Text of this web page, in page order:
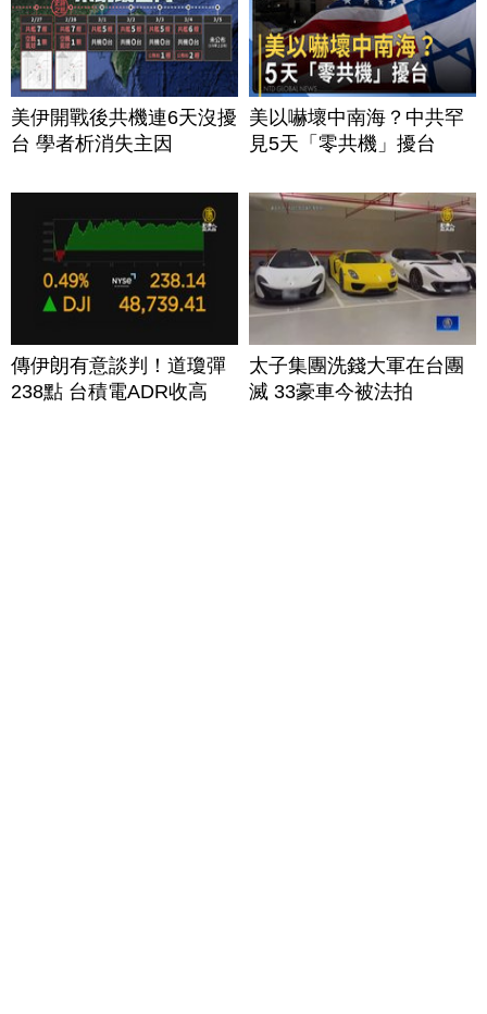
美伊開戰後共機連6天沒擾
台 學者析消失主因
美以嚇壞中南海？中共罕
見5天「零共機」擾台
傳伊朗有意談判！道瓊彈
238點 台積電ADR收高
太子集團洗錢大軍在台團
滅 33豪車今被法拍